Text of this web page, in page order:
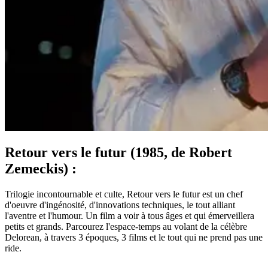
Retour vers le futur (1985, de Robert
Zemeckis) :
Trilogie incontournable et culte, Retour vers le futur est un chef
d'oeuvre d'ingénosité, d'innovations techniques, le tout alliant
l'aventre et l'humour. Un film a voir à tous âges et qui émerveillera
petits et grands. Parcourez l'espace-temps au volant de la célèbre
Delorean, à travers 3 époques, 3 films et le tout qui ne prend pas une
ride.